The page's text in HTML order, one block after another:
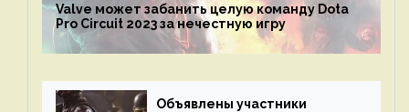
Valve может забанить целую команду Dota
Pro Circuit 2023 за нечестную игру
Объявлены участники